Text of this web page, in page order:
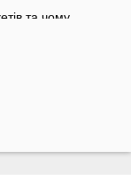
та чому
назвали точну